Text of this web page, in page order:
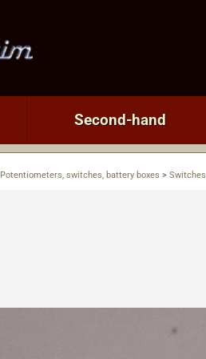
Second-hand
Potentiometers, switches, battery boxes > Switches